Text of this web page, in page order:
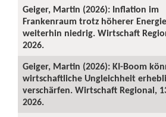
Geiger, Martin (2026): Inflation im
Frankenraum trotz höherer
weiterhin niedrig. Wirtschaft
2026.
Geiger, Martin (2026): KI-Boom
wirtschaftliche Ungleichheit
verschärfen. Wirtschaft Regional,
2026.